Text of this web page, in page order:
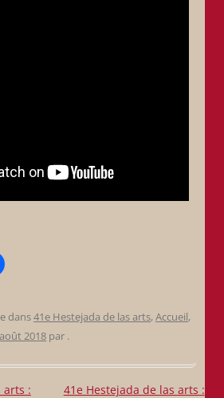
dans41e Hestejada de las arts,Accueil,
2018 par .
arts :
41e Hestejada de las arts :